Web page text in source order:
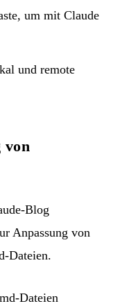
um mit Claude
und remote
von
Blog
Anpassung von
Dateien.
Dateien